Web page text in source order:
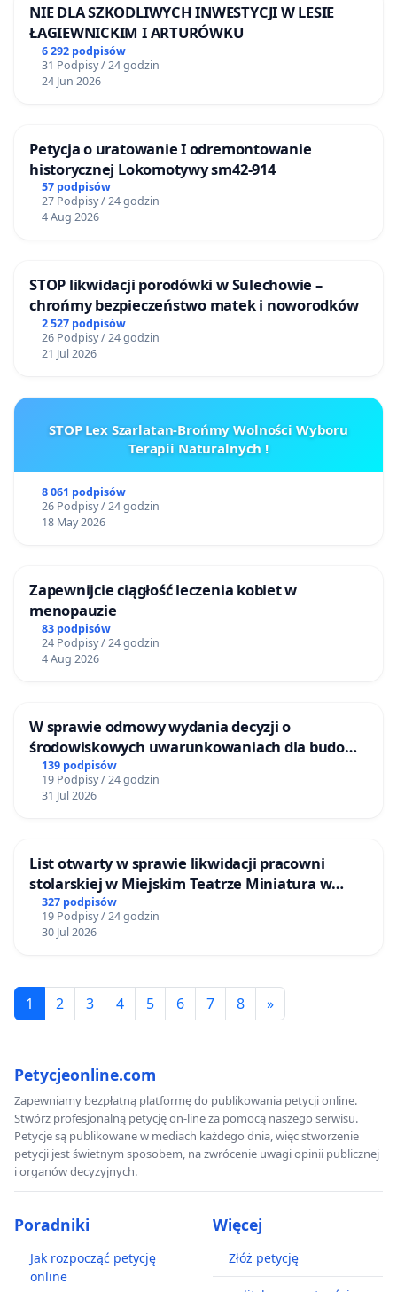
NIE DLA SZKODLIWYCH INWESTYCJI W LESIE
ŁAGIEWNICKIM I ARTURÓWKU
6 292 podpisów
31 Podpisy / 24 godzin
24 Jun 2026
Petycja o uratowanie I odremontowanie
historycznej Lokomotywy sm42-914
57 podpisów
27 Podpisy / 24 godzin
4 Aug 2026
STOP likwidacji porodówki w Sulechowie –
chrońmy bezpieczeństwo matek i noworodków
2 527 podpisów
26 Podpisy / 24 godzin
21 Jul 2026
STOP Lex Szarlatan-Brońmy Wolności Wyboru
Terapii Naturalnych !
8 061 podpisów
26 Podpisy / 24 godzin
18 May 2026
Zapewnijcie ciągłość leczenia kobiet w
menopauzie
83 podpisów
24 Podpisy / 24 godzin
4 Aug 2026
W sprawie odmowy wydania decyzji o
środowiskowych uwarunkowaniach dla budowy
zakładu wytwarzania biometanu „Krynki” w
Ostrowiu Południowym oraz ochrony
mieszkańców i Puszczy Knyszyńskiej
139 podpisów
19 Podpisy / 24 godzin
31 Jul 2026
List otwarty w sprawie likwidacji pracowni
stolarskiej w Miejskim Teatrze Miniatura w
Gdańsku
327 podpisów
19 Podpisy / 24 godzin
30 Jul 2026
1 2 3 4 5 6 7 8 »
Petycjeonline.com
Zapewniamy bezpłatną platformę do publikowania petycji online.
Stwórz profesjonalną petycję on-line za pomocą naszego serwisu.
Petycje są publikowane w mediach każdego dnia, więc stworzenie
petycji jest świetnym sposobem, na zwrócenie uwagi opinii publicznej
i organów decyzyjnych.
Poradniki
Jak rozpocząć petycję
online
Więcej
Złóż petycję